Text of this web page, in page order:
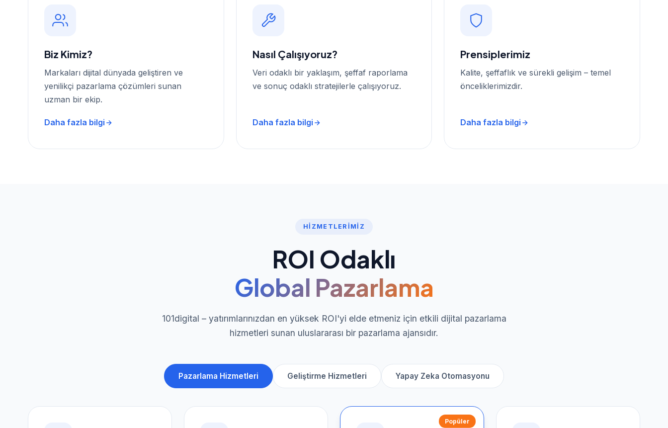
Biz Kimiz?
Markaları dijital dünyada geliştiren ve
yenilikçi pazarlama çözümleri sunan
uzman bir ekip.
Daha fazla bilgi
Nasıl Çalışıyoruz?
Veri odaklı bir yaklaşım, şeffaf raporlama
ve sonuç odaklı stratejilerle çalışıyoruz.
Daha fazla bilgi
Prensiplerimiz
Kalite, şeffaflık ve sürekli gelişim – temel
önceliklerimizdir.
Daha fazla bilgi
HIZMETLERIMIZ
ROI Odaklı
Global Pazarlama
101digital – yatırımlarınızdan en yüksek ROI'yi elde etmeniz için etkili dijital pazarlama
hizmetleri sunan uluslararası bir pazarlama ajansıdır.
Pazarlama Hizmetleri Geliştirme Hizmetleri Yapay Zeka Otomasyonu
Popüler